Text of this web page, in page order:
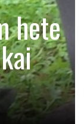
hete